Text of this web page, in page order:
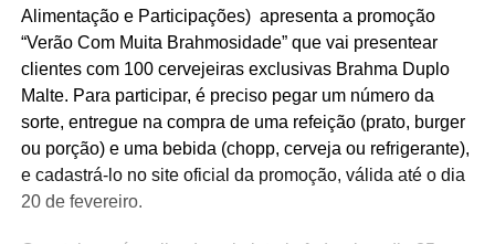
Alimentação e Participações) apresenta a promoção
“Verão Com Muita Brahmosidade” que vai presentear
clientes com 100 cervejeiras exclusivas Brahma Duplo
Malte. Para participar, é preciso pegar um número da
sorte, entregue na compra de uma refeição (prato, burger
ou porção) e uma bebida (chopp, cerveja ou refrigerante),
e cadastrá-lo no site oficial da promoção, válida até o dia
20 de fevereiro.